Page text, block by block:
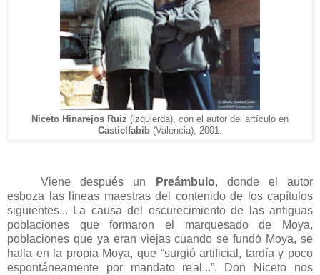
Niceto Hinarejos Ruiz (izquierda), con el autor del artículo en
Castielfabib (Valencia), 2001.
Viene después un Preámbulo, donde el autor
esboza las líneas maestras del contenido de los capítulos
siguientes... La causa del oscurecimiento de las antiguas
poblaciones que formaron el marquesado de Moya,
poblaciones que ya eran viejas cuando se fundó Moya, se
halla en la propia Moya, que “surgió artificial, tardía y poco
espontáneamente por mandato real...”. Don Niceto nos